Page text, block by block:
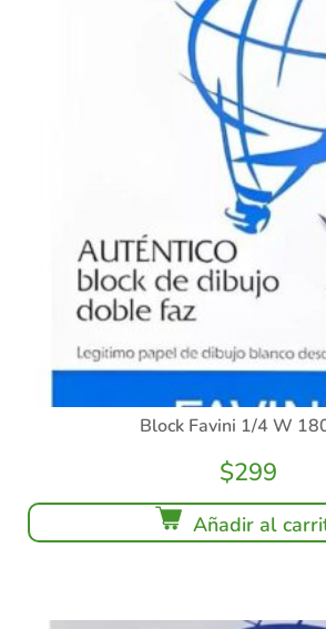
Block Favini 1/4 W
$299
Añadir al